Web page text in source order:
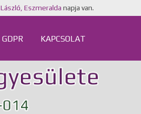
László, Eszmeralda napja van.
GDPR KAPCSOLAT